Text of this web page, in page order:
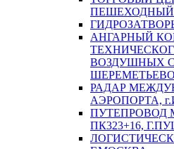
ПЕШЕХОДНЫЙ
АНГАРНЫЙ
ВОЗДУШНЫХ
РАДАР
АЭРОПОРТА,
ПУТЕПРОВОД
ПК323+16,